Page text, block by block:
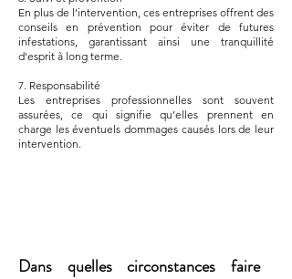
En plus de l’intervention, ces entreprises offrent des
conseils en prévention pour éviter de futures
infestations, garantissant ainsi une tranquillité
d'esprit à long terme.
7. Responsabilité
Les entreprises professionnelles sont souvent
assurées, ce qui signifie qu’elles prennent en
charge les éventuels dommages causés lors de leur
intervention.
Dans quelles circonstances faire